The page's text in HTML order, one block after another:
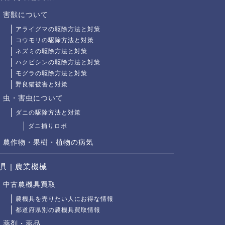
害獣について
アライグマの駆除方法と対策
コウモリの駆除方法と対策
ネズミの駆除方法と対策
ハクビシンの駆除方法と対策
モグラの駆除方法と対策
野良猫被害と対策
虫・害虫について
ダニの駆除方法と対策
ダニ捕りロボ
農作物・果樹・植物の病気
| 農業機械
中古農機具買取
農機具を売りたい人にお得な情報
都道府県別の農機具買取情報